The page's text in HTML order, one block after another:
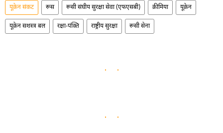
यूक्रेन संकट रूस रूसी संघीय सुरक्षा सेवा (एफएसबी) क्रीमिया यूक्रेन
यूक्रेन सशस्त्र बल रक्षा-पंक्ति राष्ट्रीय सुरक्षा रूसी सेना